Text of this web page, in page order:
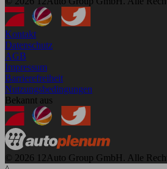
Kontakt
Datenschutz
AGB
Impressum
Barrierefreiheit
Nutzungsbedingungen
Bekannt aus
© 2026 12Auto Group GmbH. Alle